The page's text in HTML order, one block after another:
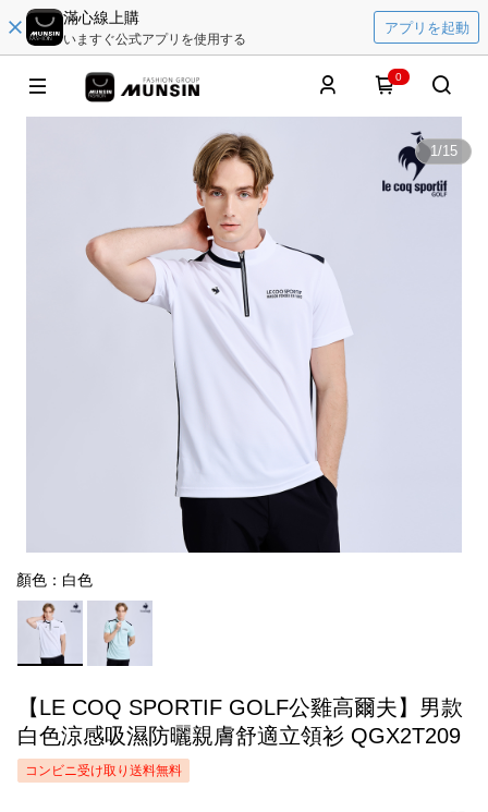
滿心線上購
いますぐ公式アプリを使用する
アプリを起動
0
1/15
顏色：白色
【LE COQ SPORTIF GOLF公雞高爾夫】男款
白色涼感吸濕防曬親膚舒適立領衫 QGX2T209
コンビニ受け取り送料無料